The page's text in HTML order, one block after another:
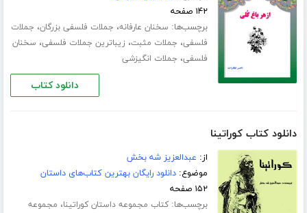
۱۴۲ صفحه
برچسب‌ها: سخنان عارفانه، جملات فلسفی بزرگان، جملات
فلسفی، جملات مثبت، زیباترین جملات فلسفی، سخنان
فلسفی، جملات انگیزشی
دانلود کتاب
دانلود کتاب کوراتینا
از: عبدالعزیز شه بخش
موضوع:دانلود رایگان بهترین کتاب‌های داستان
۱۵۲ صفحه
برچسب‌ها:کتاب مجموعه داستان کوراتینا، مجموعه